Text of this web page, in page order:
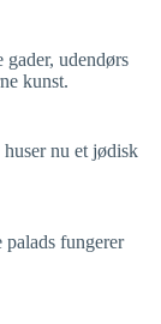
gader, udendørs
kunst.
nu et jødisk
palads fungerer